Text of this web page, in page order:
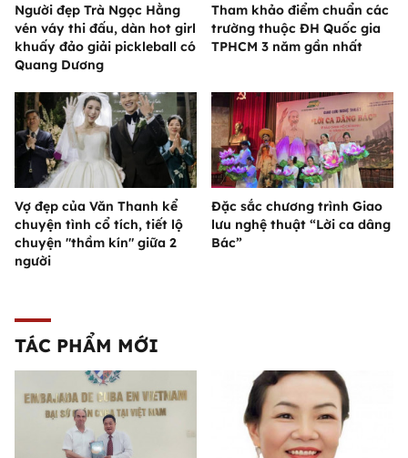
Người đẹp Trà Ngọc Hằng
vén váy thi đấu, dàn hot girl
khuấy đảo giải pickleball có
Quang Dương
Tham khảo điểm chuẩn các
trường thuộc ĐH Quốc gia
TPHCM 3 năm gần nhất
Vợ đẹp của Văn Thanh kể
chuyện tình cổ tích, tiết lộ
chuyện "thầm kín" giữa 2
người
Đặc sắc chương trình Giao
lưu nghệ thuật “Lời ca dâng
Bác”
TÁC PHẨM MỚI